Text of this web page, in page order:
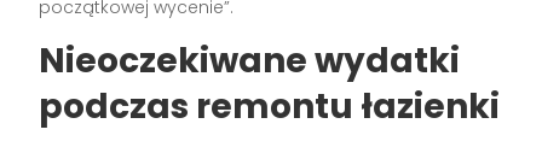
początkowej wycenie”.
Nieoczekiwane wydatki
podczas remontu łazienki